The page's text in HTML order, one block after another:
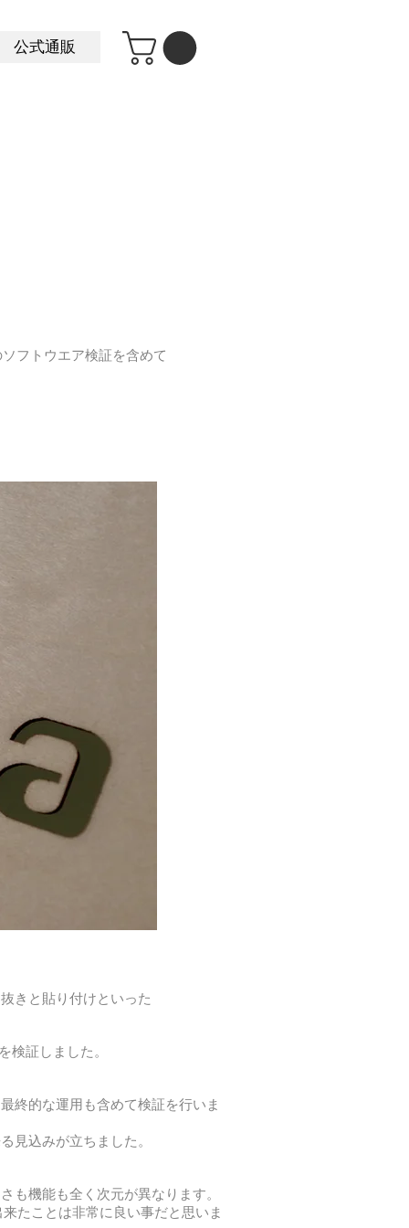
公式通販
フトウエア検証を含めて
きと貼り付けといった
検証しました。
終的な運用も含めて検証を行いま
見込みが立ちました。
も機能も全く次元が異なります。
たことは非常に良い事だと思いま